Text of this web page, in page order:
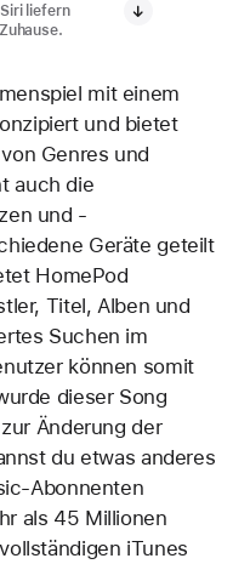
liefern
mit einem
und bietet
Genres und
auch die
und -
Geräte geteilt
HomePod
Titel, Alben und
Suchen im
können somit
dieser Song
Änderung der
du etwas anderes
Abonnenten
als 45 Millionen
iTunes